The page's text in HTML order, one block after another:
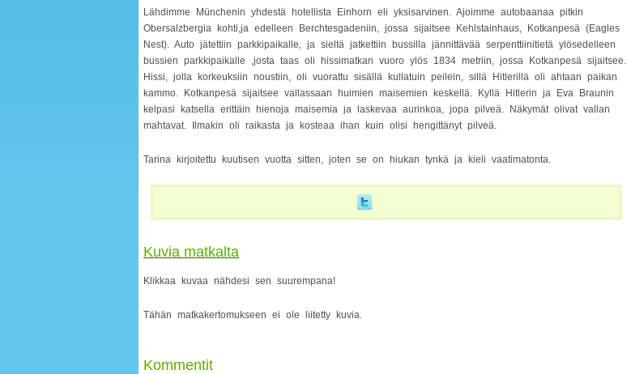
Lähdimme Münchenin yhdestä hotellista Einhorn eli yksisarvinen. Ajoimme autobaanaa pitkin
Obersalzbergia kohti,ja edelleen Berchtesgadeniin, jossa sijaitsee Kehlstainhaus, Kotkanpesä (Eagles
Nest). Auto jätettiin parkkipaikalle, ja sieltä jatkettiin bussilla jännittävää serpenttiinitietä ylösedelleen
bussien parkkipaikalle ,josta taas oli hissimatkan vuoro ylös 1834 metriin, jossa Kotkanpesä sijaitsee.
Hissi, jolla korkeuksiin noustiin, oli vuorattu sisällä kullatuin peilein, sillä Hitlerillä oli ahtaan paikan
kammo. Kotkanpesä sijaitsee vallassaan huimien maisemien keskellä. Kyllä Hitlerin ja Eva Braunin
kelpasi katsella erittäin hienoja maisemia ja laskevaa aurinkoa, jopa pilveä. Näkymät olivat vallan
mahtavat. Ilmakin oli raikasta ja kosteaa ihan kuin olisi hengittänyt pilveä.
Tarina kirjoitettu kuutisen vuotta sitten, joten se on hiukan tynkä ja kieli vaatimatonta.
Kuvia matkalta
Klikkaa kuvaa nähdesi sen suurempana!
Tähän matkakertomukseen ei ole liitetty kuvia.
Kommentit